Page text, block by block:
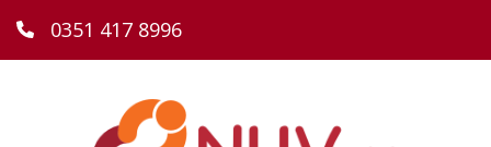
0351 417 8996